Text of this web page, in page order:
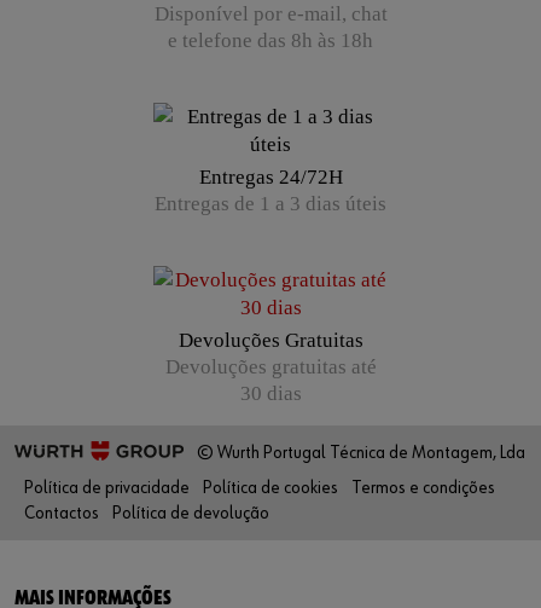
Disponível por e-mail, chat
e telefone das 8h às 18h
Entregas 24/72H
Entregas de 1 a 3 dias úteis
Devoluções Gratuitas
Devoluções gratuitas até
30 dias
© Wurth Portugal Técnica de Montagem, Lda
Política de privacidade
Política de cookies
Termos e condições
Contactos
Política de devolução
MAIS INFORMAÇÕES